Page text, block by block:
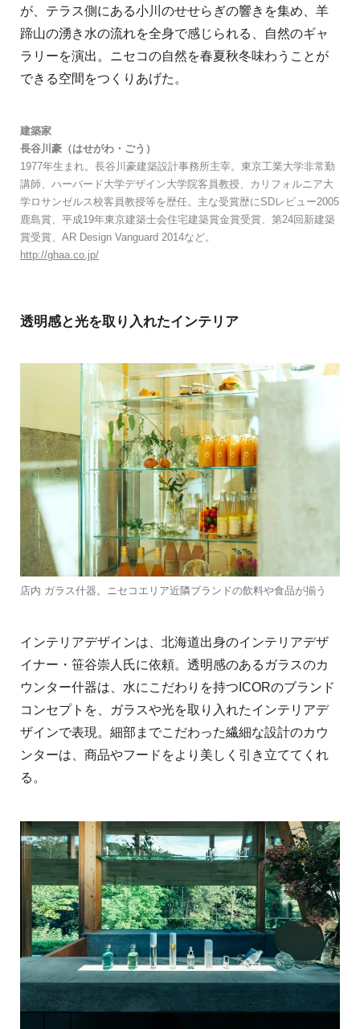
が、テラス側にある⼩川のせせらぎの響きを集め、⽺
蹄⼭の湧き⽔の流れを全⾝で感じられる、⾃然のギャ
ラリーを演出。ニセコの⾃然を春夏秋冬味わうことが
できる空間をつくりあげた。
建築家
⻑⾕川豪（はせがわ・ごう）
1977年⽣まれ。⻑⾕川豪建築設計事務所主宰。東京⼯業⼤学⾮常勤
講師、ハーバード⼤学デザイン⼤学院客員教授、カリフォルニア⼤
学ロサンゼルス校客員教授等を歴任。主な受賞歴にSDレビュー2005
⿅島賞、平成19年東京建築⼠会住宅建築賞⾦賞受賞、第24回新建築
賞受賞、AR Design Vanguard 2014など。
http://ghaa.co.jp/
透明感と光を取り入れたインテリア
店内 ガラス什器。ニセコエリア近隣ブランドの飲料や食品が揃う
インテリアデザインは、北海道出⾝のインテリアデザ
イナー・笹⾕崇⼈⽒に依頼。透明感のあるガラスのカ
ウンター什器は、⽔にこだわりを持つICORのブランド
コンセプトを、ガラスや光を取り⼊れたインテリアデ
ザインで表現。細部までこだわった繊細な設計のカウ
ンターは、商品やフードをより美しく引き⽴ててくれ
る。